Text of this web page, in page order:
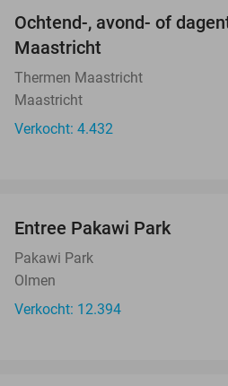
Ochtend-, avond- of
Maastricht
Thermen Maastricht
Maastricht
Verkocht: 4.432
Entree Pakawi Park
Pakawi Park
Olmen
Verkocht: 12.394